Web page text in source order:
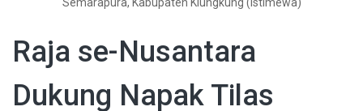
Raja se-Nusantara
Dukung Napak Tilas